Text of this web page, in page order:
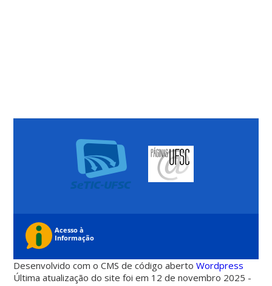
Desenvolvido com o CMS de código abertoWordpress
Última atualização do site foi em 12 de novembro 2025 -